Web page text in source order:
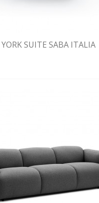
SUITE SABA ITALIA